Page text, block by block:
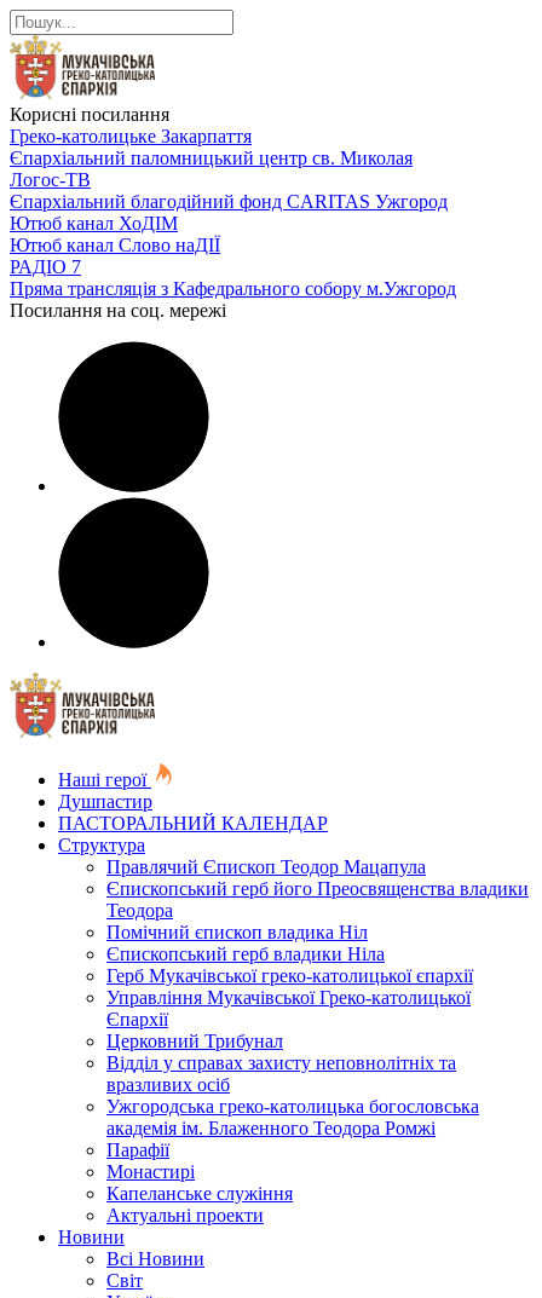
Корисні посилання
Греко-католицьке Закарпаття
Єпархіальний паломницький центр св. Миколая
Логос-ТВ
Єпархіальний благодійний фонд CARITAS Ужгород
Ютюб канал ХоДІМ
Ютюб канал Слово наДІЇ
РАДІО 7
Пряма трансляція з Кафедрального собору м.Ужгород
Посилання на соц. мережі
Наші герої
Душпастир
ПАСТОРАЛЬНИЙ КАЛЕНДАР
Структура
Правлячий Єпископ Теодор Мацапула
Єпископський герб його Преосвященства владики
Теодора
Помічний єпископ владика Ніл
Єпископський герб владики Ніла
Герб Мукачівської греко-католицької єпархії
Управління Мукачівської Греко-католицької
Єпархії
Церковний Трибунал
Відділ у справах захисту неповнолітніх та
вразливих осіб
Ужгородська греко-католицька богословська
академія ім. Блаженного Теодора Ромжі
Парафії
Монастирі
Капеланське служіння
Актуальні проекти
Новини
Всі Новини
Світ